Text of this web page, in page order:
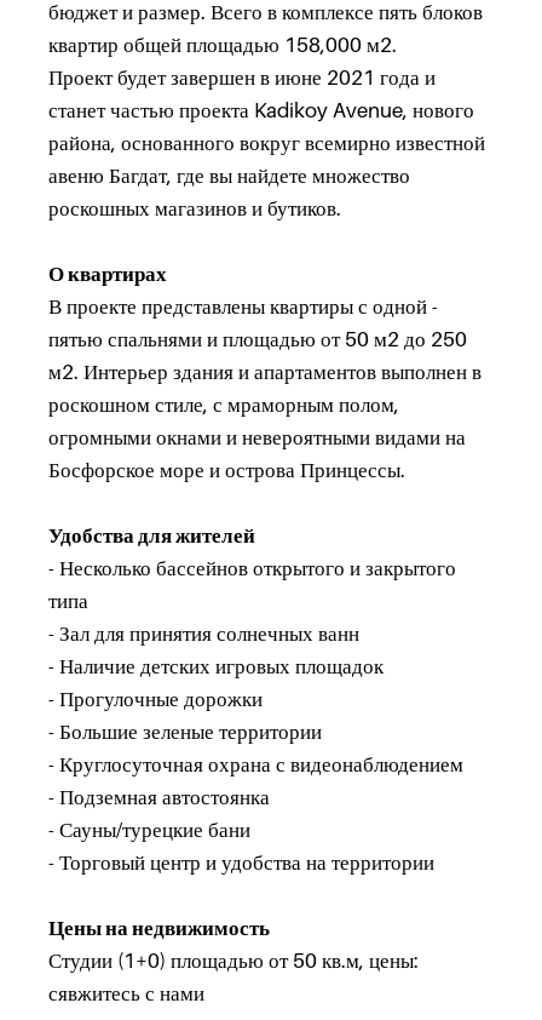
бюджет и размер. Всего в комплексе пять блоков
квартир общей площадью 158,000 м2.
Проект будет завершен в июне 2021 года и
станет частью проекта Kadikoy Avenue, нового
района, основанного вокруг всемирно известной
авеню Багдат, где вы найдете множество
роскошных магазинов и бутиков.
О квартирах
В проекте представлены квартиры с одной -
пятью спальнями и площадью от 50 м2 до 250
м2. Интерьер здания и апартаментов выполнен в
роскошном стиле, с мраморным полом,
огромными окнами и невероятными видами на
Босфорское море и острова Принцессы.
Удобства для жителей
- Несколько бассейнов открытого и закрытого
типа
- Зал для принятия солнечных ванн
- Наличие детских игровых площадок
- Прогулочные дорожки
- Большие зеленые территории
- Круглосуточная охрана с видеонаблюдением
- Подземная автостоянка
- Сауны/турецкие бани
- Торговый центр и удобства на территории
Цены на недвижимость
Студии (1+0) площадью от 50 кв.м, цены:
сявжитесь с нами